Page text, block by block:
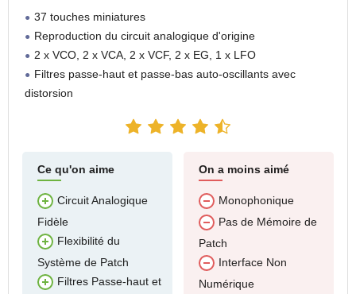
37 touches miniatures
Reproduction du circuit analogique d'origine
2 x VCO, 2 x VCA, 2 x VCF, 2 x EG, 1 x LFO
Filtres passe-haut et passe-bas auto-oscillants avec
distorsion
Ce qu'on aime
Circuit Analogique
Fidèle
Flexibilité du
Système de Patch
Filtres Passe-haut et
On a moins aimé
Monophonique
Pas de Mémoire de
Patch
Interface Non
Numérique